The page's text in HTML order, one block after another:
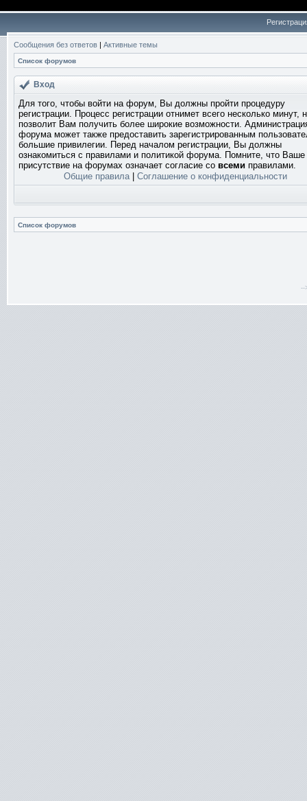
Сообщения без ответов | Активные темы
Список форумов
Вход
Для того, чтобы войти на форум, Вы должны пройти процедуру
регистрации. Процесс регистрации отнимет всего несколько минут,
позволит Вам получить более широкие возможности.
форума может также предоставить зарегистрированным
большие привилегии. Перед началом регистрации, Вы должны
ознакомиться с правилами и политикой форума. Помните, что Ваше
присутствие на форумах означает согласие со всеми правилами.
Общие правила| Соглашение о конфиденциальности
Список форумов
--